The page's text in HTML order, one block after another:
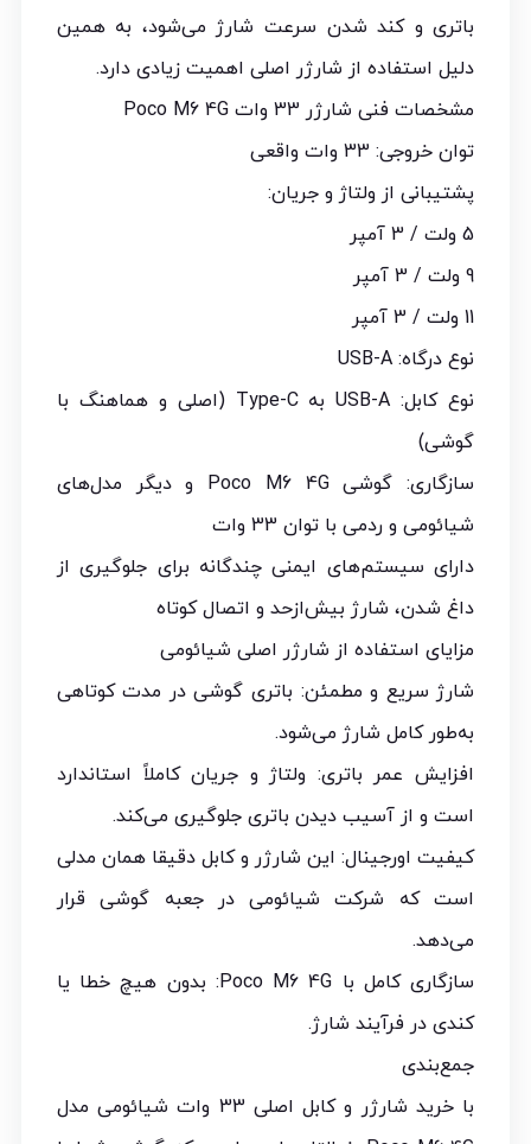
باتری و کند شدن سرعت شارژ می‌شود، به همین
دلیل استفاده از شارژر اصلی اهمیت زیادی دارد.
مشخصات فنی شارژر 33 وات Poco M6 4G
توان خروجی: 33 وات واقعی
پشتیبانی از ولتاژ و جریان:
5 ولت / 3 آمپر
9 ولت / 3 آمپر
11 ولت / 3 آمپر
نوع درگاه: USB-A
نوع کابل: USB-A به Type-C (اصلی و هماهنگ با
گوشی)
سازگاری: گوشی Poco M6 4G و دیگر مدل‌های
شیائومی و ردمی با توان 33 وات
دارای سیستم‌های ایمنی چندگانه برای جلوگیری از
داغ شدن، شارژ بیش‌ازحد و اتصال کوتاه
مزایای استفاده از شارژر اصلی شیائومی
شارژ سریع و مطمئن: باتری گوشی در مدت کوتاهی
به‌طور کامل شارژ می‌شود.
افزایش عمر باتری: ولتاژ و جریان کاملاً استاندارد
است و از آسیب دیدن باتری جلوگیری می‌کند.
کیفیت اورجینال: این شارژر و کابل دقیقا همان مدلی
است که شرکت شیائومی در جعبه گوشی قرار
می‌دهد.
سازگاری کامل با Poco M6 4G: بدون هیچ خطا یا
کندی در فرآیند شارژ.
جمع‌بندی
با خرید شارژر و کابل اصلی 33 وات شیائومی مدل